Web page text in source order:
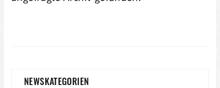
NEWSKATEGORIEN